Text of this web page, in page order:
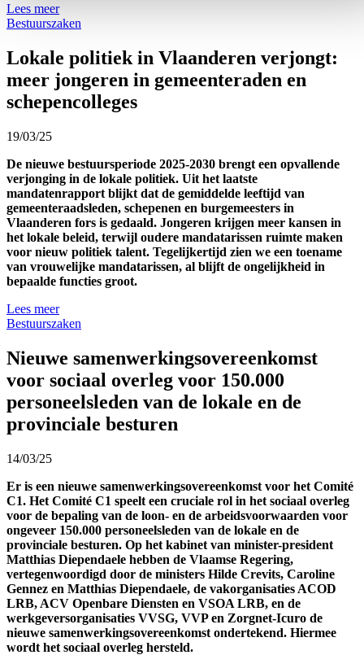
Lees meer
Bestuurszaken
Lokale politiek in Vlaanderen verjongt:
meer jongeren in gemeenteraden en
schepencolleges
19/03/25
De nieuwe bestuursperiode 2025-2030 brengt een opvallende
verjonging in de lokale politiek. Uit het laatste
mandatenrapport blijkt dat de gemiddelde leeftijd van
gemeenteraadsleden, schepenen en burgemeesters in
Vlaanderen fors is gedaald. Jongeren krijgen meer kansen in
het lokale beleid, terwijl oudere mandatarissen ruimte maken
voor nieuw politiek talent. Tegelijkertijd zien we een toename
van vrouwelijke mandatarissen, al blijft de ongelijkheid in
bepaalde functies groot.
Lees meer
Bestuurszaken
Nieuwe samenwerkingsovereenkomst
voor sociaal overleg voor 150.000
personeelsleden van de lokale en de
provinciale besturen
14/03/25
Er is een nieuwe samenwerkingsovereenkomst voor het Comité
C1. Het Comité C1 speelt een cruciale rol in het sociaal overleg
voor de bepaling van de loon- en de arbeidsvoorwaarden voor
ongeveer 150.000 personeelsleden van de lokale en de
provinciale besturen. Op het kabinet van minister-president
Matthias Diependaele hebben de Vlaamse Regering,
vertegenwoordigd door de ministers Hilde Crevits, Caroline
Gennez en Matthias Diependaele, de vakorganisaties ACOD
LRB, ACV Openbare Diensten en VSOA LRB, en de
werkgeversorganisaties VVSG, VVP en Zorgnet-Icuro de
nieuwe samenwerkingsovereenkomst ondertekend. Hiermee
wordt het sociaal overleg hersteld.